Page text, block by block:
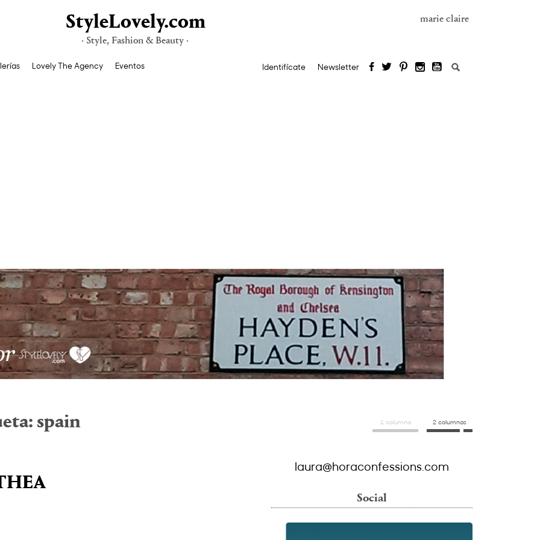
StyleLovely.com
· Style, Fashion & Beauty ·
marie claire
Lovely The Agency Eventos Identifícate Newsletter Buscar:
spain 1 columna 2 columnas
laura@horaconfessions.com
Social